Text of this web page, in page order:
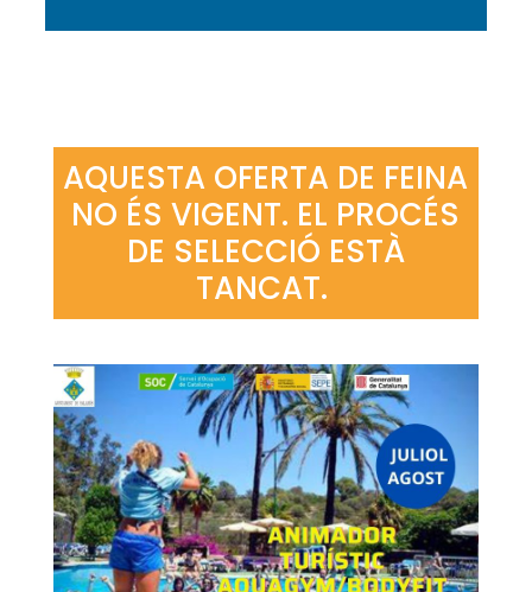
AQUESTA OFERTA DE FEINA
NO ÉS VIGENT. EL PROCÉS
DE SELECCIÓ ESTÀ
TANCAT.